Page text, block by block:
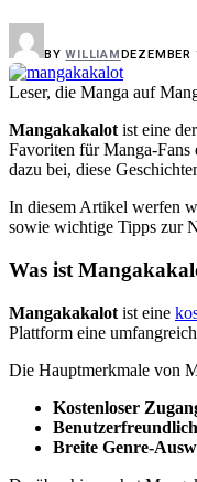
BY WILLIAM
Leser, die Manga auf
Mangakakalot ist eine
Favoriten für Manga-
dazu bei, diese
In diesem Artikel werfen
sowie wichtige Tipps zur
Was ist
Mangakakalot ist eine
Plattform eine
Die Hauptmerkmale von
Kostenloser
Breite Genre-